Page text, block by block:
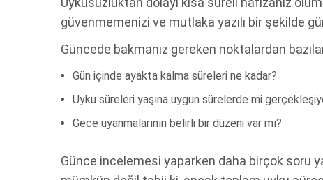
güvenmemenizi ve mutlaka yazılı bir şekilde
Güncede bakmanız gereken noktalardan
Gün içinde ayakta kalma süreleri ne kadar?
Uyku süreleri yaşına uygun sürelerde mi
Gece uyanmalarının belirli bir düzeni var mı?
Günce incelemesi yaparken daha birçok soru